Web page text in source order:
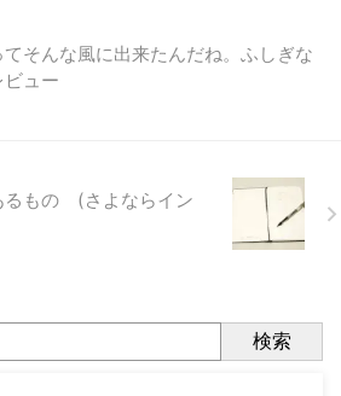
そんな風に出来たんだね。ふしぎな
ュー
るもの (さよならイン
検索